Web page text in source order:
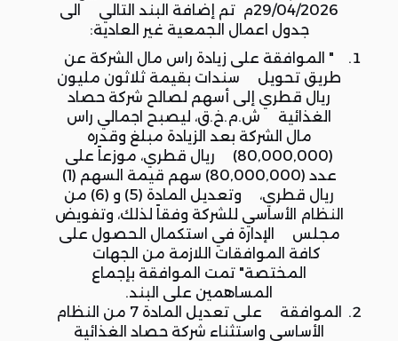
29/04/2026م تم إضافة البند التالي الى
جدول اعمال الجمعية غير العادية:
" الموافقة على زيادة راس مال الشركة عن
طريق تحويل سندات بقيمة ثلاثون مليون
ريال قطري إلى أسهم لصالح شركة حصاد
الغذائية ش.م.خ.ق، ليصبح اجمالي راس
مال الشركة بعد الزيادة مبلغ وقدره
(80,000,000) ريال قطري، موزعاً على
عدد (80,000,000) سهم قيمة السهم (1)
ريال قطري، وتعديل المادة (5) و (6) من
النظام الأساسي للشركة وفقاً لذلك، وتفويض
مجلس الإدارة في استكمال الحصول على
كافة الموافقات اللازمة من الجهات
المختصة" تمت الموافقة بإجماع
المساهمين على البند.
الموافقة على تعديل المادة 7 من النظام
الأساسي واستثناء شركة حصاد الغذائية